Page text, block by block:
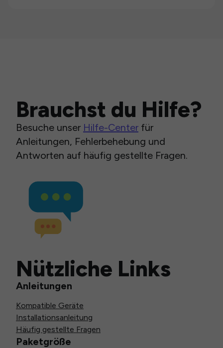
Brauchst du Hilfe?
Besuche unser Hilfe-Center für
Anleitungen, Fehlerbehebung und
Antworten auf häufig gestellte Fragen.
Nützliche Links
Anleitungen
Kompatible Geräte
Installationsanleitung
Häufig gestellte Fragen
Paketgröße